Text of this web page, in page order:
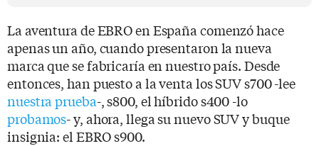
La aventura de EBRO en España comenzó hace
apenas un año, cuando presentaron la nueva
marca que se fabricaría en nuestro país. Desde
entonces, han puesto a la venta los SUV s700 -lee
nuestra prueba-, s800, el híbrido s400 -lo
probamos- y, ahora, llega su nuevo SUV y buque
insignia: el EBRO s900.